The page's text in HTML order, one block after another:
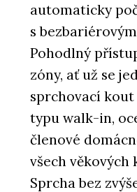
automaticky
s
Pohodlný
zóny, ať už se
sprchovací
typu walk-in,
členové
všech věkových
Sprcha bez